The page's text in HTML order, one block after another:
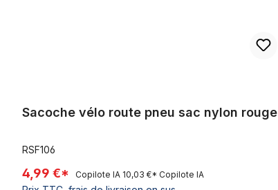
Sacoche vélo route pneu sac nylon rouge
RSF106
4,99 €* Copilote IA 10,03 €* Copilote IA